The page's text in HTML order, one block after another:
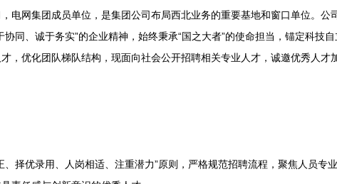
网集团成员单位，是集团公司布局西北业务的重要基地和窗口单位。公
协同、诚于务实”的企业精神，始终秉承“国之大者”的使命担当，锚定科技
，优化团队梯队结构，现面向社会公开招聘相关专业人才，诚邀优秀人才
择优录用、人岗相适、注重潜力”原则，严格规范招聘流程，聚焦人员专